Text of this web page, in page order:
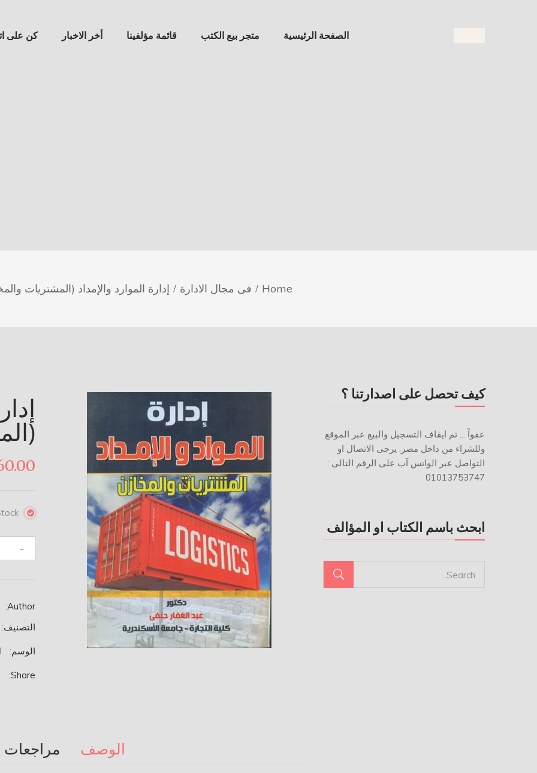
الصفحة الرئيسية متجر بيع الكتب قائمة مؤلفينا أخر الاخبار كن على
Home فى مجال الادارة إدارة الموارد والإمداد (المشتريات
كيف تحصل على اصدارتنا ؟
عفواً ... تم ايقاف التسجيل والبيع عبر الموقع
وللشراء من داخل مصر. يرجى الاتصال او
التواصل عبر الواتس آب على الرقم التالى :
01013753747
ابحث باسم الكتاب او المؤالف
إدارة
-
Author:
التصنيف:
الوسم:
Share:
الوصف مراجعات